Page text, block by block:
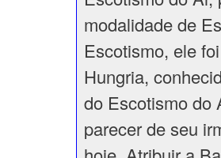
modalidade de
Escotismo, ele
Hungria,
do Escotismo do
parecer de seu